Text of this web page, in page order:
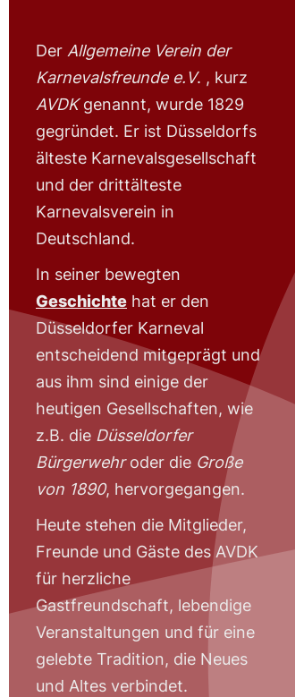
Der Allgemeine Verein der
Karnevalsfreunde e.V. , kurz
AVDKgenannt, wurde 1829
gegründet. Er ist Düsseldorfs
älteste Karnevalsgesellschaft
und der drittälteste
Karnevalsverein in
Deutschland.
In seiner bewegten
Geschichte hat er den
Düsseldorfer Karneval
entscheidend mitgeprägt und
aus ihm sind einige der
heutigen Gesellschaften, wie
z.B. die Düsseldorfer
Bürgerwehroder die Große
von 1890, hervorgegangen.
Heute stehen die Mitglieder,
Freunde und Gäste des AVDK
für herzliche
Gastfreundschaft, lebendige
Veranstaltungen und für eine
gelebte Tradition, die Neues
und Altes verbindet.